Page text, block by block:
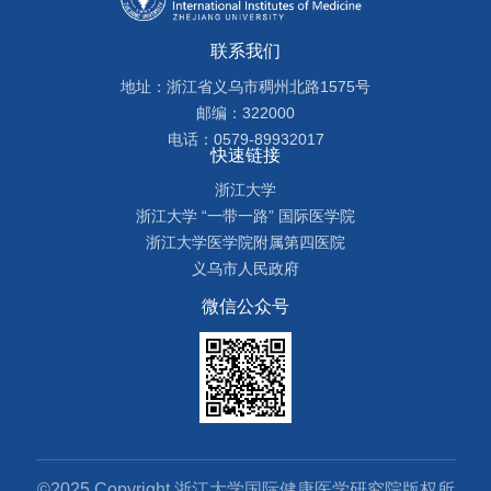
联系我们
地址：浙江省义乌市稠州北路1575号
邮编：322000
电话：0579-89932017
快速链接
浙江大学
浙江大学 “一带一路” 国际医学院
浙江大学医学院附属第四医院
义乌市人民政府
微信公众号